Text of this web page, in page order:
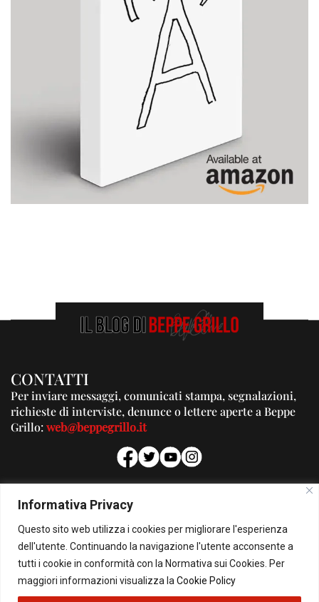
Informativa Privacy
Questo sito web utilizza i cookies per migliorare l'esperienza
dell'utente. Continuando la navigazione l'utente acconsente a
tutti i cookie in conformità con la Normativa sui Cookies. Per
maggiori informazioni visualizza la Cookie Policy
CONTATTI
Per inviare messaggi, comunicati stampa, segnalazioni,
richieste di interviste, denunce o lettere aperte a Beppe
Grillo:web@beppegrillo.it
PUBBLICITA'
Per la tua pubblicità su questo Blog:
pubblicita@beppegrillo.it